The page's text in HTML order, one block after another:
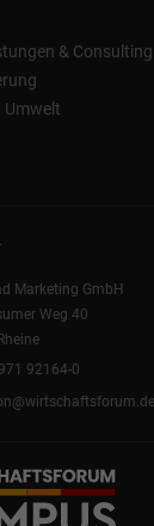
& Consulting
Umwelt
Marketing GmbH
Weg 40
92164-0